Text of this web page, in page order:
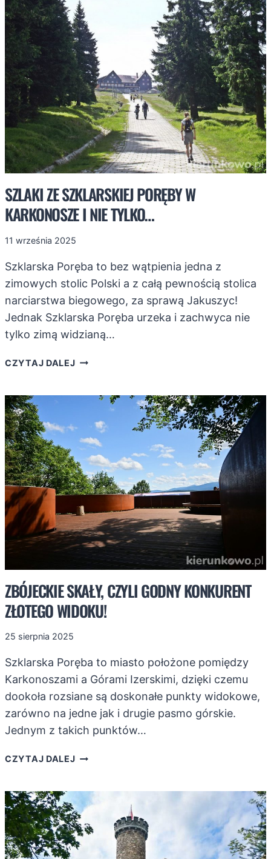
CO
WARTO
ZOBACZYĆ?
SZLAKI ZE SZKLARSKIEJ PORĘBY W
KARKONOSZE I NIE TYLKO…
11 września 2025
Szklarska Poręba to bez wątpienia jedna z
zimowych stolic Polski a z całą pewnością stolica
narciarstwa biegowego, za sprawą Jakuszyc!
Jednak Szklarska Poręba urzeka i zachwyca nie
tylko zimą widzianą…
CZYTAJ DALEJSZLAKI
PORĘBY
KARKONOSZE
NIE
TYLKO…
ZBÓJECKIE SKAŁY, CZYLI GODNY KONKURENT
ZŁOTEGO WIDOKU!
25 sierpnia 2025
Szklarska Poręba to miasto położone pomiędzy
Karkonoszami a Górami Izerskimi, dzięki czemu
dookoła rozsiane są doskonałe punkty widokowe,
zarówno na jedne jak i drugie pasmo górskie.
Jednym z takich punktów…
CZYTAJ DALEJZBÓJECKIE
GODNY
KONKURENT
ZŁOTEGO
WIDOKU!